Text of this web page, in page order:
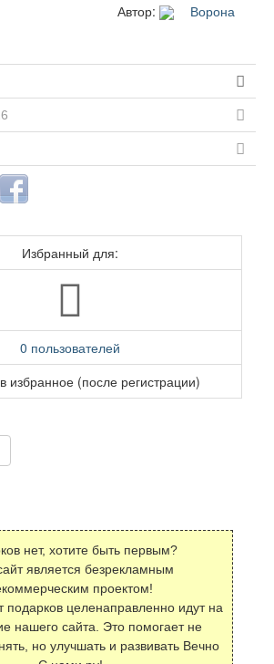
Автор: Ворона
Избранный для:
0 пользователей
избранное (после регистрации)
нет, хотите быть первым?
является безрекламным
проектом!
подарков целенаправленно идут на
нашего сайта. Это помогает не
но улучшать и развивать Вечно